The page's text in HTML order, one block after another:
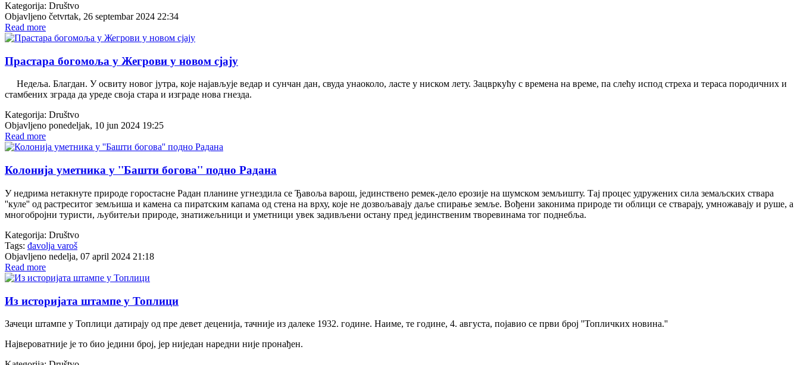
Kategorija: Društvo
Objavljeno četvrtak, 26 septembar 2024 22:34
Read more
Прастара богомоља у Жегрови у новом сјају
Недеља. Благдан. У освиту новог јутра, које најављује ведар и сунчан дан, свуда унаоколо, ласте у ниском лету. Зацвркућу с времена на време, па слећу испод стреха и тераса породичних и
стамбених зграда да уреде своја стара и изграде нова гнезда.
Kategorija: Društvo
Objavljeno ponedeljak, 10 jun 2024 19:25
Read more
Колонија уметника у ''Башти богова'' подно Радана
У недрима нетакнуте природе горостасне Радан планине угнездила се Ђавоља варош, јединствено ремек-дело ерозије на шумском земљишту. Тај процес удружених сила земаљских ствара
''куле'' од растреситог земљиша и камена са пиратским капама од стена на врху, које не дозвољавају даље спирање земље. Вођени законима природе ти облици се стварају, умножавају и руше, а
многобројни туристи, љубитељи природе, знатижељници и уметници увек задивљени остану пред јединственим творевинама тог поднебља.
Kategorija: Društvo
Tags: đavolja varoš
Objavljeno nedelja, 07 april 2024 21:18
Read more
Из историјата штампе у Топлици
Зачеци штампе у Топлици датирају од пре девет деценија, тачније из далеке 1932. године. Наиме, те године, 4. августа, појавио се први број ''Топличких новина.''
Највероватније је то био једини број, јер ниједан наредни није пронађен.